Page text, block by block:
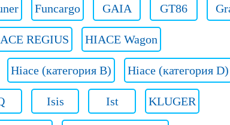
Funcargo GAIA GT86
REGIUS HIACE Wagon
Hiace (категория B) Hiace (категория D)
Isis Ist KLUGER